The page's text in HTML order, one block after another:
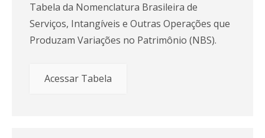
Tabela da Nomenclatura Brasileira de
Serviços, Intangíveis e Outras Operações que
Produzam Variações no Patrimônio (NBS).
Acessar Tabela